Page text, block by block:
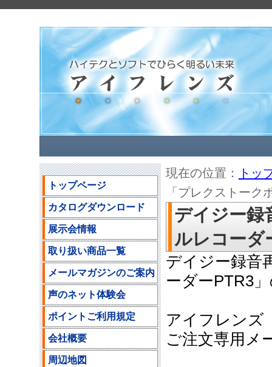
現在の位置：
トッ
「プレクストー
デイジー録
ルレコーダ
デイジー録音
ーダーPTR3
アイフレン
ご注文専用メ
トップページ
カタログダウンロード
展示会情報
取り扱い商品一覧
メールマガジンのご案内
声のネット体験会
ポイントご利用規定
会社概要
周辺地図